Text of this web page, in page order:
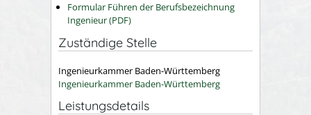
Formular Führen der Berufsbezeichnung
Ingenieur (PDF)
Zuständige Stelle
Ingenieurkammer Baden-Württemberg
Ingenieurkammer Baden-Württemberg
Leistungsdetails